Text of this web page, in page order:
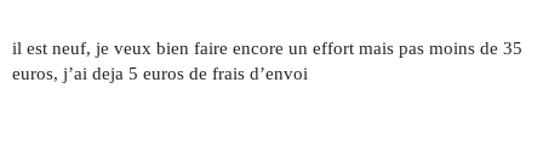
il est neuf, je veux bien faire encore un effort mais pas moins de 35
euros, j’ai deja 5 euros de frais d’envoi